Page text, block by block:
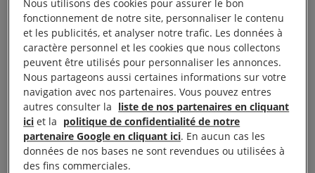
Le groupe d’Amnesty International vous invite à sa
foire aux livres. Des centaines de livres tous en bon
état et triés par ordre alphabétique. Dans le cadre
Nous utilisons des cookies pour assurer le bon
fonctionnement de notre site, personnaliser le contenu
et les publicités, et analyser notre trafic. Les données à
caractère personnel et les cookies que nous collectons
peuvent être utilisés pour personnaliser les annonces.
Nous partageons aussi certaines informations sur votre
navigation avec nos partenaires. Vous pouvez entres
autres consulter la liste de nos partenaires en cliquant
ici et la politique de confidentialité de notre
partenaire Google en cliquant ici. En aucun cas les
données de nos bases ne sont revendues ou utilisées à
des fins commerciales.